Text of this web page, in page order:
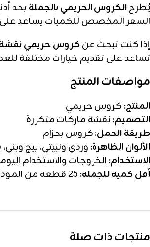
يُطرحالكروس الحريمي بالجملة
السعر المخصص للكميات يساعد على
إذا كنت تبحث عنكروس حريمي نقشة
تساعد على تقديم خيارات مختلفة
مواصفات المنتج
المنتج: كروس حريمي
التصميم: نقشة ماركات متكررة
طريقة الحمل: كروس بحزام
الألوان الظاهرة:وردي ونبيتي، بيج
الاستخدام: الخروجات والاستخدام
أقل كمية للجملة:
منتجات ذات صلة